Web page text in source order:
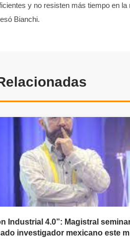
y no resisten más tiempo en la
Bianchi.
Industrial 4.0”: Magistral
investigador mexicano este